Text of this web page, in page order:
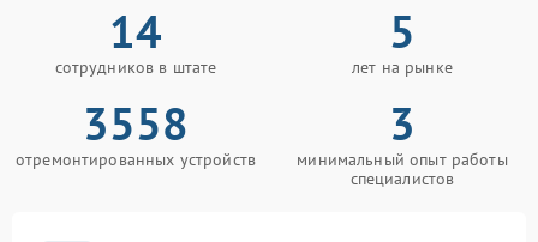
14
сотрудников в штате
5
лет на рынке
3558
отремонтированных устройств
3
минимальный опыт работы
специалистов